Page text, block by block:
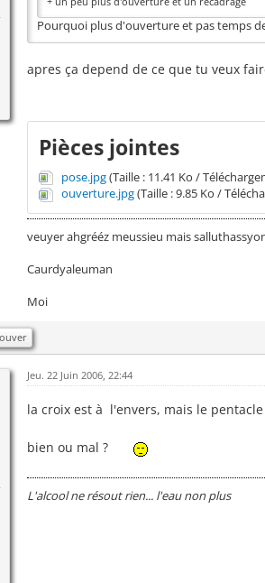
Pourquoi plus d'ouverture et pas temps
apres ça depend de ce que tu veux
Pièces jointes
pose.jpg(Taille : 11.41 Ko /
ouverture.jpg(Taille : 9.85 Ko /
veuyer ahgrééz meussieu mais
Caurdyaleuman
Moi
Jeu. 22 Juin 2006, 22:44
la croix est à l'envers, mais le
bien ou mal ?
L'alcool ne résout rien... l'eau non plus